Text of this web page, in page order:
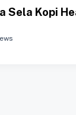
Sela Kopi